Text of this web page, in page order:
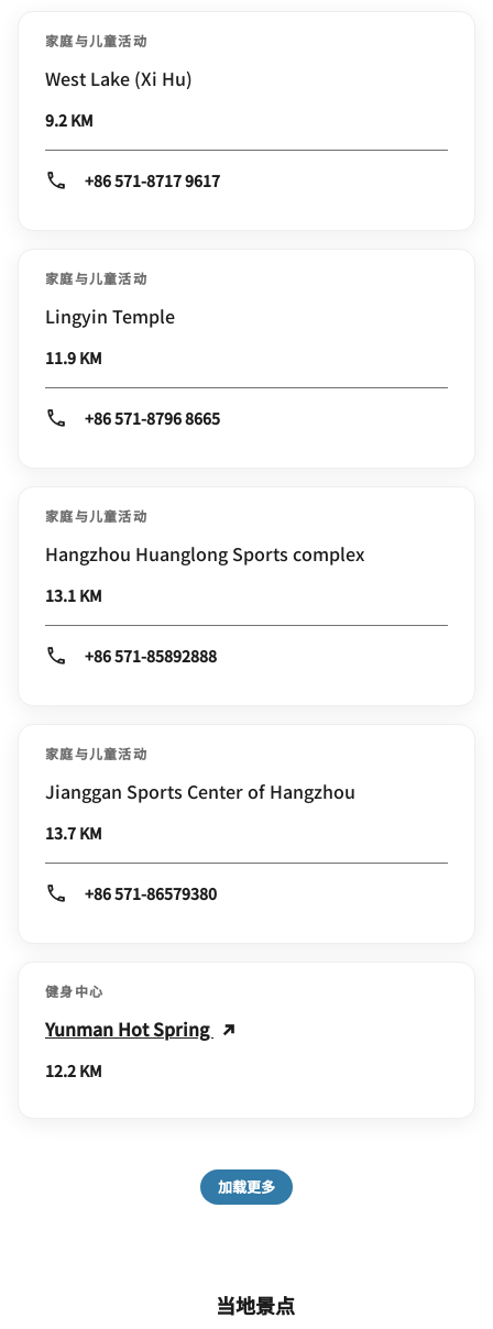
家庭与儿童活动
West Lake (Xi Hu)
9.2 KM
+86 571-8717 9617
家庭与儿童活动
Lingyin Temple
11.9 KM
+86 571-8796 8665
家庭与儿童活动
Hangzhou Huanglong Sports complex
13.1 KM
+86 571-85892888
家庭与儿童活动
Jianggan Sports Center of Hangzhou
13.7 KM
+86 571-86579380
健身中心
Yunman Hot Spring
12.2 KM
加载更多
当地景点